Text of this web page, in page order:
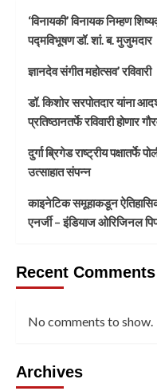
‘विनायकी’ विनायक निम्हण
पद्मविभूषण डॉ. शां. ब. मुजुमदार
ज्ञानदेव संगीत महोत्सव’ रविवारी
डॉ. किशोर सरपोतदार यांना
प्रतिष्ठानतर्फे रविवारी होणार
दुर्गा ब्रिगेड राष्ट्रीय पक्षातर्फे
उत्साहात संपन्न
काइनेटिक समूहाकडून
एनर्जी – इंडियाज ओरिजिनल
Recent Comments
No comments to show.
Archives